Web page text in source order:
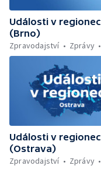
Události v
(Brno)
Zpravodajství
Zprávy
Události v
(Ostrava)
Zpravodajství
Zprávy